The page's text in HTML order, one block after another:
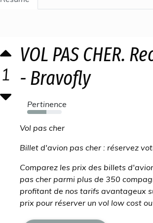
1
VOL PAS CHER.
- Bravofly
Pertinence
56%
Vol pas cher
Billet d'avion pas cher : réservez
Comparez les prix des billets
pas cher parmi plus de 350
profitant de nos tarifs avantageux
prix pour réserver un vol low cost